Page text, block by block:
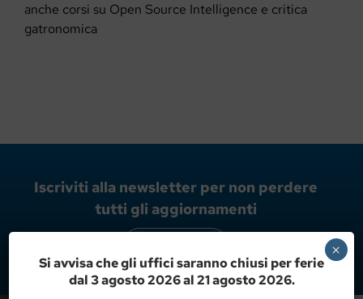
anche corsi su Open Source Intelligence e critica
gatronomica
Iscriviti alla newsletter per non perdere
tutti gli aggiornamenti
Si avvisa che gli uffici saranno chiusi per ferie
dal 3 agosto 2026 al 21 agosto 2026.
×